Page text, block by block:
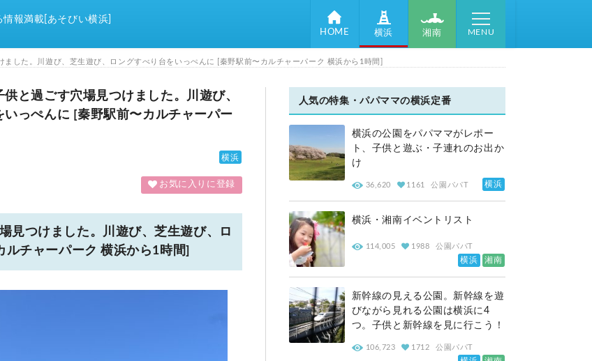
報満載[あそびい横浜]
HOME 横浜 湘南 MENU
した。川遊び、芝生遊び、ロングすべり台をいっぺんに [秦野駅前〜カルチャーパーク 横浜から1時間]
と過ごす穴場見つけました。川遊び、
っぺんに [秦野駅前〜カルチャーパー
横浜
お気に入りに登録
見つけました。川遊び、芝生遊び、ロ
チャーパーク 横浜から1時間]
人気の特集・パパママの横浜定番
横浜の公園をパパママがレポー
ト、子供と遊ぶ・子連れのお出か
け
36,620 1161 公園パパT 横浜
横浜・湘南イベントリスト
114,005 1988 公園パパT
横浜 湘南
新幹線の見える公園。新幹線を遊
びながら見れる公園は横浜に4
つ。子供と新幹線を見に行こう！
106,723 1712 公園パパT